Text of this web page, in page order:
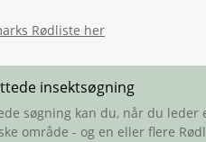
Rødliste her
insektsøgning
søgning kan du, når du leder
område - og en eller flere